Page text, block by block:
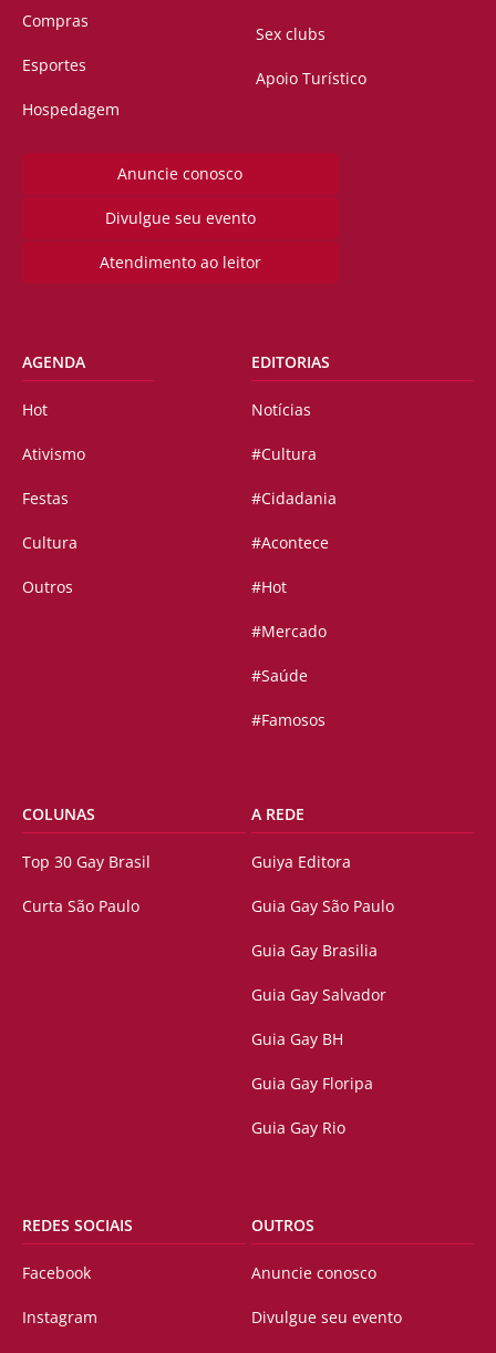
Compras
Esportes
Hospedagem
Sex clubs
Apoio Turístico
Anuncie conosco
Divulgue seu evento
Atendimento ao leitor
AGENDA
Hot
Ativismo
Festas
Cultura
Outros
EDITORIAS
Notícias
#Cultura
#Cidadania
#Acontece
#Hot
#Mercado
#Saúde
#Famosos
COLUNAS
Top 30 Gay Brasil
Curta São Paulo
A REDE
Guiya Editora
Guia Gay São Paulo
Guia Gay Brasilia
Guia Gay Salvador
Guia Gay BH
Guia Gay Floripa
Guia Gay Rio
REDES SOCIAIS
Facebook
Instagram
OUTROS
Anuncie conosco
Divulgue seu evento